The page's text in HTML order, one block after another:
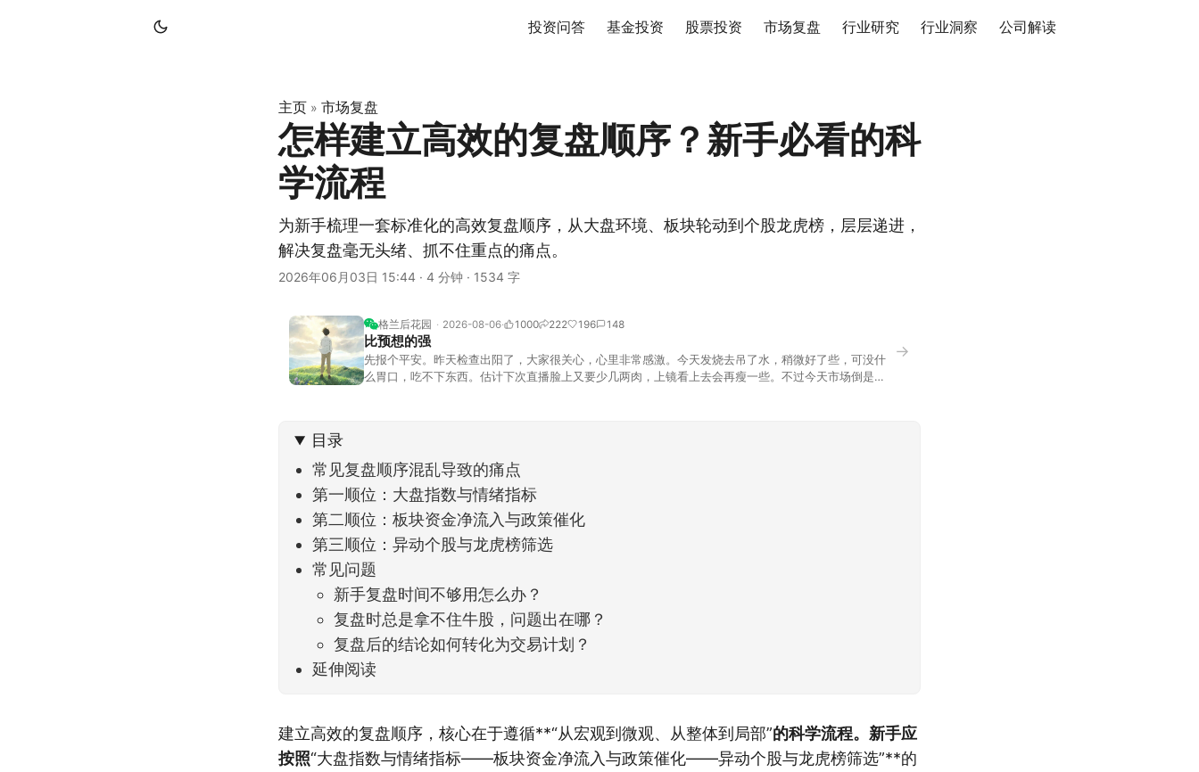
投资问答 基金投资 股票投资 市场复盘 行业研究 行业洞察 公司解读
主页 » 市场复盘
怎样建立高效的复盘顺序？新手必看的科
学流程
为新手梳理一套标准化的高效复盘顺序，从大盘环境、板块轮动到个股龙虎榜，层层递进，
解决复盘毫无头绪、抓不住重点的痛点。
2026年06月03日 15:44 · 4 分钟 · 1534 字
格兰后花园 2026-08-06 1000 222 196 148
比预想的强
先报个平安。昨天检查出阳了，大家很关心，心里非常感激。今天发烧去吊了水，稍微好了些，可没什
么胃口，吃不下东西。估计下次直播脸上又要少几两肉，上镜看上去会再瘦一些。不过今天市场倒是蛮
→
目录
常见复盘顺序混乱导致的痛点
第一顺位：大盘指数与情绪指标
第二顺位：板块资金净流入与政策催化
第三顺位：异动个股与龙虎榜筛选
常见问题
新手复盘时间不够用怎么办？
复盘时总是拿不住牛股，问题出在哪？
复盘后的结论如何转化为交易计划？
延伸阅读
建立高效的复盘顺序，核心在于遵循**“从宏观到微观、从整体到局部”的科学流程。新手应
按照“大盘指数与情绪指标——板块资金净流入与政策催化——异动个股与龙虎榜筛选”**的